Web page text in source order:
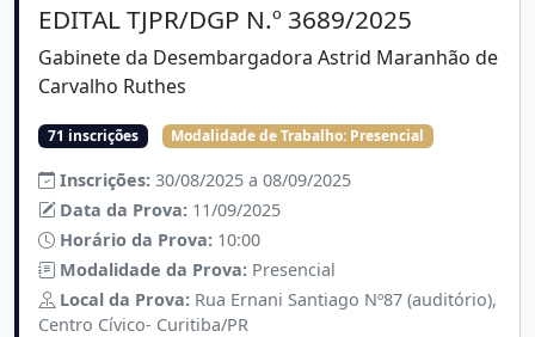
EDITAL TJPR/DGP N.º 3689/2025
Gabinete da Desembargadora Astrid Maranhão de
Carvalho Ruthes
71 inscrições Modalidade de Trabalho: Presencial
Inscrições: 30/08/2025 a 08/09/2025
Data da Prova: 11/09/2025
Horário da Prova: 10:00
Modalidade da Prova: Presencial
Local da Prova: Rua Ernani Santiago Nº87 (auditório),
Centro Cívico- Curitiba/PR